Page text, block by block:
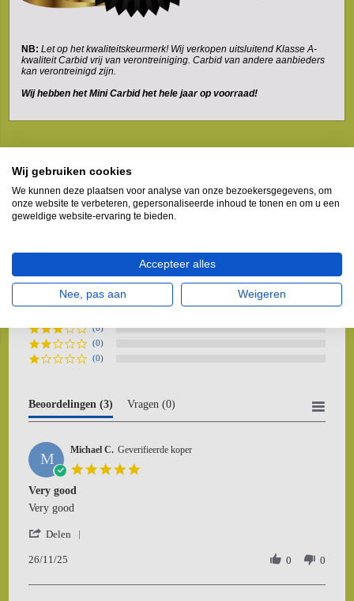
NB: Let op het kwaliteitskeurmerk! Wij verkopen uitsluitend Klasse A-
kwaliteit Carbid vrij van verontreiniging. Carbid van andere aanbieders
kan verontreinigd zijn.
Wij hebben het Mini Carbid het hele jaar op voorraad!
Mogelijk gemaakt door
5.0
rating
(3)
(0)
(0)
(0)
Beoordelingen (3) Vragen (0)
M Michael C. Geverifieerde koper
Very good
Review
Michael
on
Nov
review
Very
Very good
Delen
Michael
26/11/25 0 0
Wij gebruiken cookies
We kunnen deze plaatsen voor analyse van onze bezoekersgegevens, om
onze website te verbeteren, gepersonaliseerde inhoud te tonen en om u een
geweldige website-ervaring te bieden.
Accepteer alles
Nee, pas aan Weigeren